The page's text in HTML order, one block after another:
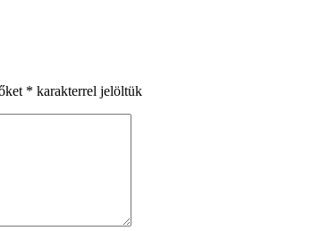
* karakterrel jelöltük